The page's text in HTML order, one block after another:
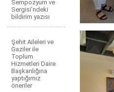
Sempozyum ve
Sergisi’ndeki
bildirim yazısı
Şehit Aileleri ve
Gaziler ile
Toplum
Hizmetleri Daire
Başkanlığına
yaptığımız
öneriler